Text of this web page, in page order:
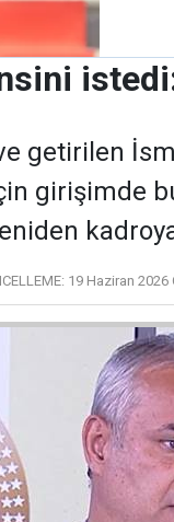
getirilen
girişimde
19 Haziran 2026